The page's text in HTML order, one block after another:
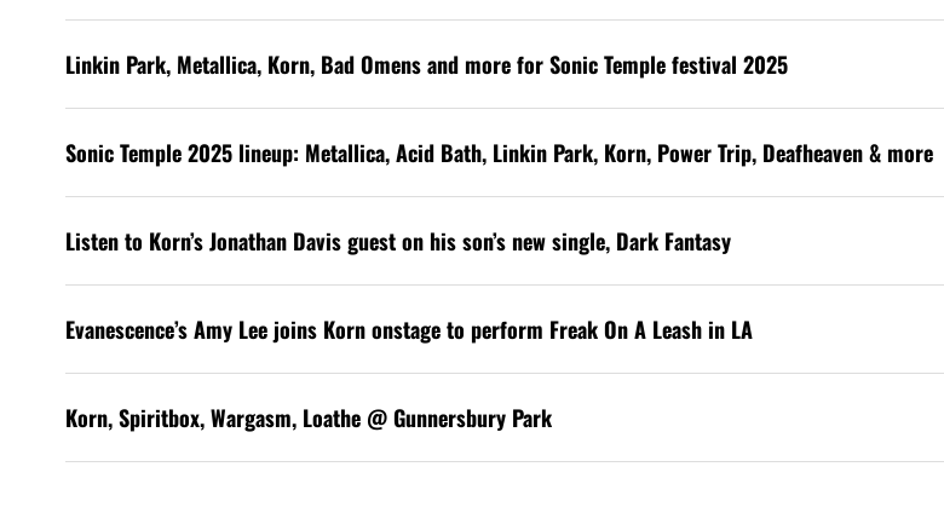
Linkin Park, Metallica, Korn, Bad Omens and more for Sonic Temple festival 2025
Sonic Temple 2025 lineup: Metallica, Acid Bath, Linkin Park, Korn, Power Trip, Deafheaven & more
Listen to Korn’s Jonathan Davis guest on his son’s new single, Dark Fantasy
Evanescence’s Amy Lee joins Korn onstage to perform Freak On A Leash in LA
Korn, Spiritbox, Wargasm, Loathe @ Gunnersbury Park